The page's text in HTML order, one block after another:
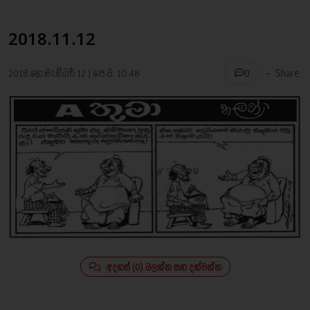
2018.11.12
2018 නොවැම්බර් 12 | පෙ.ව. 10:48 0 - Share
අදහස් (0) බලන්න සහ දක්වන්න